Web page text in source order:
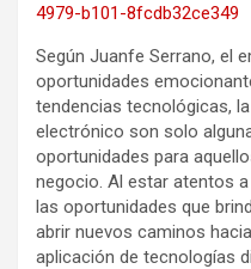
4979-b101-8fcdb32ce349
Según Juanfe Serrano, el
oportunidades
tendencias tecnológicas,
electrónico son solo
oportunidades para
negocio. Al estar atentos
las oportunidades que
abrir nuevos caminos
aplicación de tecnologías